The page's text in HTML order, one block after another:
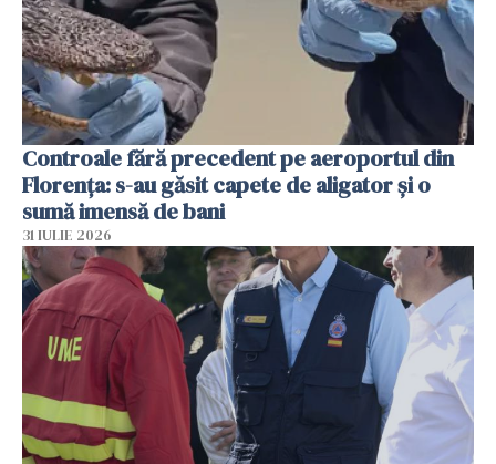
Controale fără precedent pe aeroportul din
Florența: s-au găsit capete de aligator și o
sumă imensă de bani
31 IULIE 2026